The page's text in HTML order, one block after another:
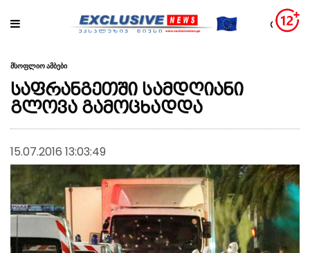
მსოფლიო ამბები
საფრანგეთში სამდღიანი
გლოვა გამოცხადდა
15.07.2016 13:03:49